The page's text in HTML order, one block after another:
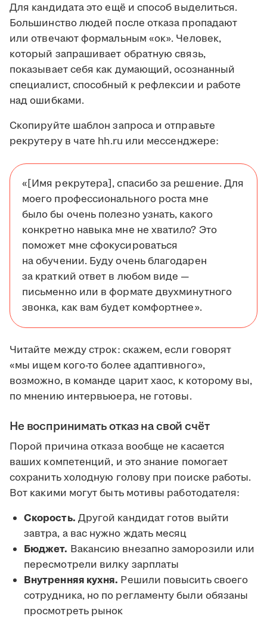
Для кандидата это ещё и способ выделиться.
Большинство людей после отказа пропадают
или отвечают формальным «ок». Человек,
который запрашивает обратную связь,
показывает себя как думающий, осознанный
специалист, способный к рефлексии и работе
над ошибками.
Скопируйте шаблон запроса и отправьте
рекрутеру в чате hh.ru или мессенджере:
«[Имя рекрутера], спасибо за решение. Для
моего профессионального роста мне
было бы очень полезно узнать, какого
конкретно навыка мне не хватило? Это
поможет мне сфокусироваться
на обучении. Буду очень благодарен
за краткий ответ в любом виде —
письменно или в формате двухминутного
звонка, как вам будет комфортнее».
Читайте между строк: скажем, если говорят
«мы ищем кого-то более адаптивного»,
возможно, в команде царит хаос, к которому вы,
по мнению интервьюера, не готовы.
Не воспринимать отказ на свой счёт
Порой причина отказа вообще не касается
ваших компетенций, и это знание помогает
сохранить холодную голову при поиске работы.
Вот какими могут быть мотивы работодателя:
Скорость. Другой кандидат готов выйти
завтра, а вас нужно ждать месяц
Бюджет. Вакансию внезапно заморозили или
пересмотрели вилку зарплаты
Внутренняя кухня. Решили повысить своего
сотрудника, но по регламенту были обязаны
просмотреть рынок